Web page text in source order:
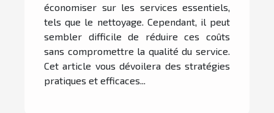
économiser sur les services essentiels,
tels que le nettoyage. Cependant, il peut
sembler difficile de réduire ces coûts
sans compromettre la qualité du service.
Cet article vous dévoilera des stratégies
pratiques et efficaces...